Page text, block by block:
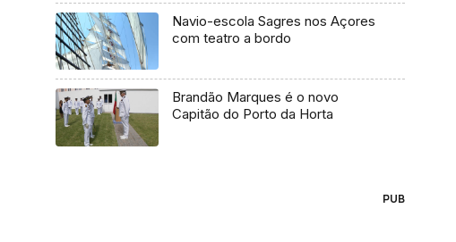
Navio-escola Sagres nos Açores
com teatro a bordo
Brandão Marques é o novo
Capitão do Porto da Horta
PUB